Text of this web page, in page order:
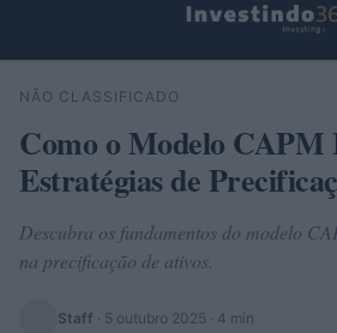
Buscar
NÃO CLASSIFICADO
Como o Modelo CAPM
Estratégias de
Descubra os fundamentos do modelo
na precificação de ativos.
Staff · 5 outubro 2025 · 4 min